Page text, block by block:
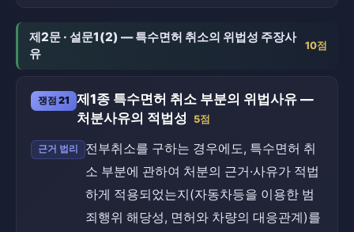
제2문 · 설문1(2) — 특수면허 취소의 위법성 주장사
유
10점
쟁점 21
제1종 특수면허 취소 부분의 위법사유 —
처분사유의 적법성 5점
근거 법리
전부취소를 구하는 경우에도, 특수면허 취
소 부분에 관하여 처분의 근거·사유가 적법
하게 적용되었는지(자동차등을 이용한 범
죄행위 해당성, 면허와 차량의 대응관계)를